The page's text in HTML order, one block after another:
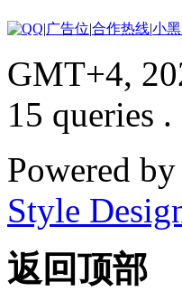
|广告位|合作热线|小
GMT+4,
15 queries .
Powered by
Style
返回顶部